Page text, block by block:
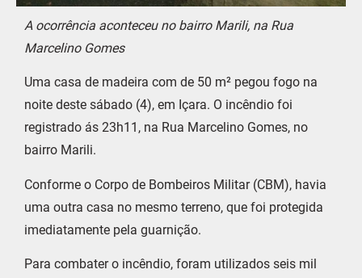
A ocorrência aconteceu no bairro Marili, na Rua
Marcelino Gomes
Uma casa de madeira com de 50 m² pegou fogo na
noite deste sábado (4), em Içara. O incêndio foi
registrado ás 23h11, na Rua Marcelino Gomes, no
bairro Marili.
Conforme o Corpo de Bombeiros Militar (CBM), havia
uma outra casa no mesmo terreno, que foi protegida
imediatamente pela guarnição.
Para combater o incêndio, foram utilizados seis mil